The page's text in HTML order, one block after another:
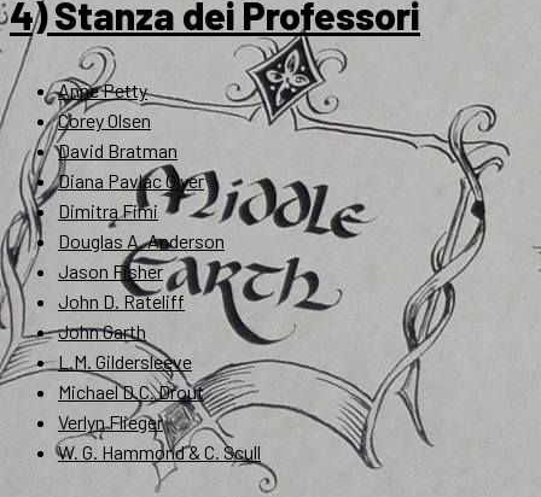
4) Stanza dei Professori
Anne Petty
Corey Olsen
David Bratman
Diana Pavlac Glyer
Dimitra Fimi
Douglas A. Anderson
Jason Fisher
John D. Rateliff
John Garth
L.M. Gildersleeve
Michael D.C. Drout
Verlyn Flieger
W. G. Hammond & C. Scull